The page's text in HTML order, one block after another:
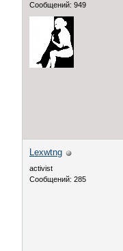
Сообщений: 949
Lexwtng
activist
Сообщений: 285